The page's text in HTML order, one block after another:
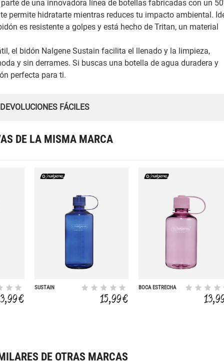
de una innovadora línea de botellas fabricadas con un
permite hidratarte mientras reduces tu impacto ambiental.
es resistente a golpes y está hecho de Tritan, un material
el bidón Nalgene Sustain facilita el llenado y la limpieza,
y sin derrames. Si buscas una botella de agua duradera y
perfecta para ti.
FÁCILES
DE LA MISMA MARCA
€
SUSTAIN
15,99 €
BOCA ESTRECHA
DE OTRAS MARCAS